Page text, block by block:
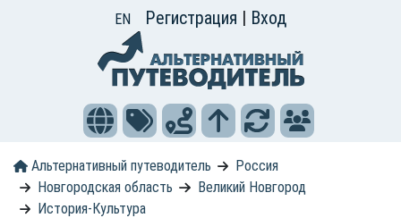
EN Регистрация | Вход
Альтернативный путеводитель
Россия
Новгородская область
Великий Новгород
История-Культура